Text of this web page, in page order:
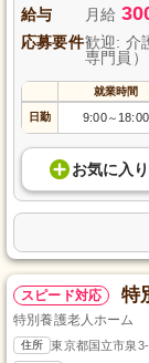
給与 月給
応募要件歓迎: 介
専門員
就業時間
日勤 9:00～ 18:00
お気に入り
スピード対応 特
特別養護老人ホーム
住所 東京都国立市泉